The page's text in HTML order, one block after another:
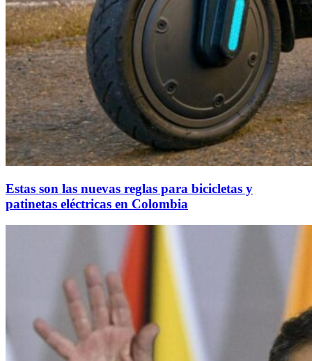
Estas son las nuevas reglas para bicicletas y
patinetas eléctricas en Colombia